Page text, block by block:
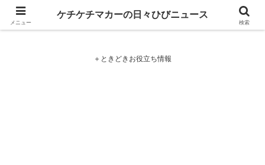
ケチケチマカーの日々ひびニュース
＋ときどきお役立ち情報
メニュー
ケチケチマカーの日々ひびニュース
検索